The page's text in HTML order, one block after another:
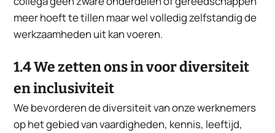
meer hoeft te tillen maar wel volledig zelfstandig de
werkzaamheden uit kan voeren.
1.4 We zetten ons in voor diversiteit
en inclusiviteit
We bevorderen de diversiteit van onze werknemers
op het gebied van vaardigheden, kennis, leeftijd,